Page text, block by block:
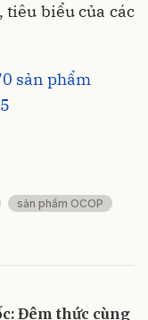
tiêu biểu của các
sản phẩm
sản phẩm OCOP
Đêm thức cùng